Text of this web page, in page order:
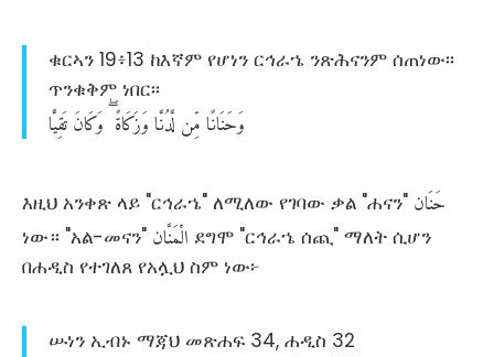
ቁርኣን 19፥13 ከእኛም የሆነን ርኅራኄ ንጽሕናንም ሰጠነው፡፡
ጥንቁቅም ነበር፡፡
وَحَنَانًامِّنلَّدُنَّاوَزَكَاةً وَكَانَتَقِيًّا
እዚህ አንቀጽ ላይ "ርኅራኄ" ለሚለው የገባው ቃል "ሐናን" حَنَان
ነው። "አል-መናን" الْمَنَّان ደግሞ "ርኅራኄ ሰጪ" ማለት ሲሆን
በሐዲስ የተገለጸ የአሏህ ስም ነው፦
ሡነን ኢብኑ ማጃህ መጽሐፍ 34, ሐዲስ 32